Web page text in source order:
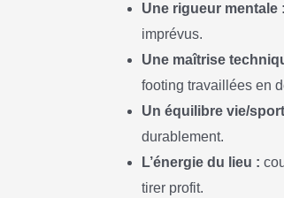
Une rigueur mentale :
imprévus.
Une maîtrise
footing travaillées en
Un équilibre vie/
durablement.
L’énergie du lieu :
tirer profit.